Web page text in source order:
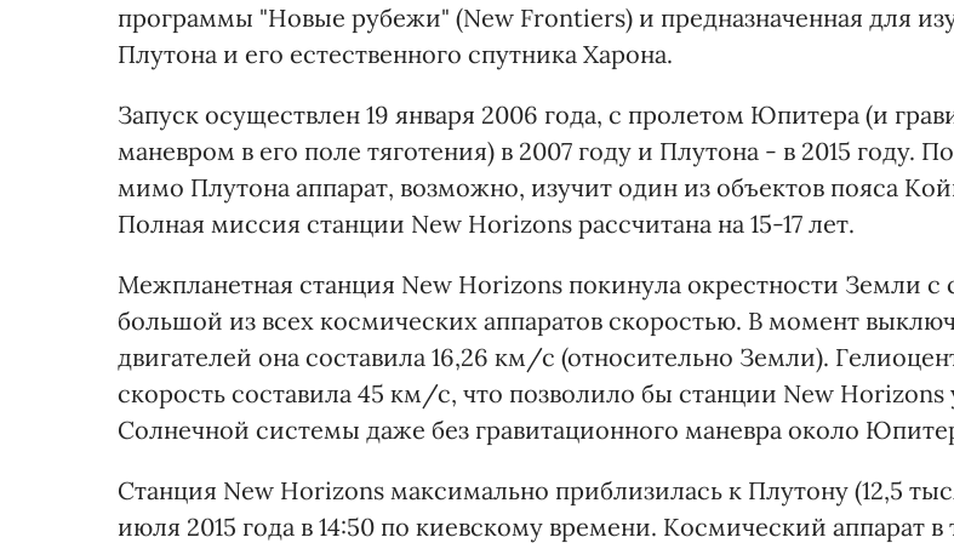
программы "Новые рубежи" (New Frontiers) и предназначенная для
Плутона и его естественного спутника Харона.
Запуск осуществлен 19 января 2006 года, с пролетом Юпитера (и
маневром в его поле тяготения) в 2007 году и Плутона - в 2015 году.
мимо Плутона аппарат, возможно, изучит один из объектов пояса
Полная миссия станции New Horizons рассчитана на 15-17 лет.
Межпланетная станция New Horizons покинула окрестности Земли с
большой из всех космических аппаратов скоростью. В момент
двигателей она составила 16,26 км/с (относительно Земли).
скорость составила 45 км/с, что позволило бы станции New Horizons
Солнечной системы даже без гравитационного маневра около
Станция New Horizons максимально приблизилась к Плутону (12,5
июля 2015 года в 14:50 по киевскому времени. Космический аппарат в